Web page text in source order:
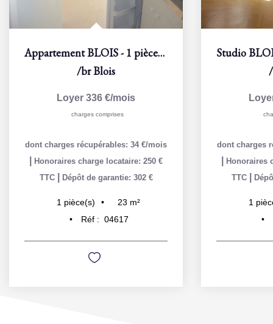
Appartement BLOIS - 1 pièce(s) - 22 m2
/brBlois
Loyer 336 €/mois
charges comprises
dont charges récupérables: 34 €/mois
Honoraires charge locataire: 250 €
TTC
Dépôt de garantie: 302 €
1 pièce(s) 23 m²
Réf : 04617
dont charges
Honoraires
TTC
1